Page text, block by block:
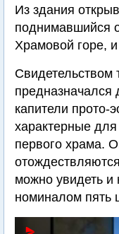
Из здания
поднимавшийся
Храмовой горе,
Свидетельством
предназначался
капители прото-
характерные
первого храма.
можно увидеть и
номиналом пять